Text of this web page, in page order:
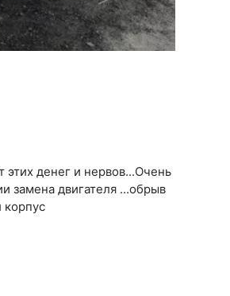
этих денег и нервов...Очень
замена двигателя ...обрыв
корпус